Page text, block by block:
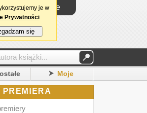
Logowanie
Moje
PREMIERA
je w
Prywatności.
się